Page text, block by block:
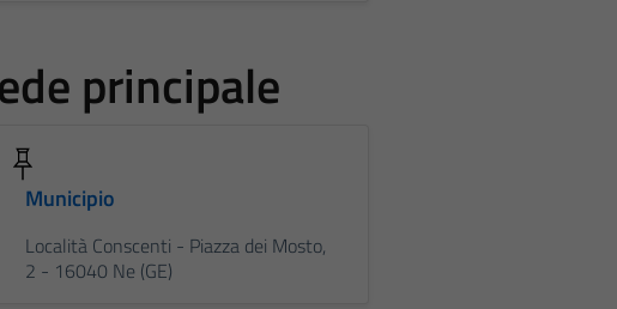
principale
Municipio
Località Conscenti - Piazza dei Mosto,
2 - 16040 Ne (GE)